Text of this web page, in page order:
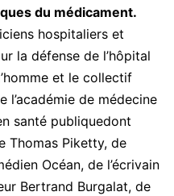
du médicament.
hospitaliers et
la défense de l’hôpital
et le collectif
l’académie de médecine
santé publiquedont
Thomas Piketty, de
Océan, de l’écrivain
Bertrand Burgalat, de